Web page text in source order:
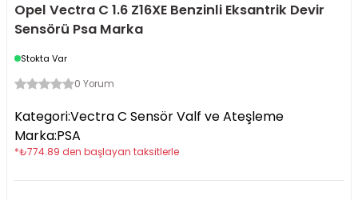
Opel Vectra C 1.6 Z16XE Benzinli Eksantrik Devir
Sensörü Psa Marka
Stokta Var
0 Yorum
Kategori:Vectra C Sensör Valf ve Ateşleme
Marka:PSA
*₺774.89 den başlayan taksitlerle